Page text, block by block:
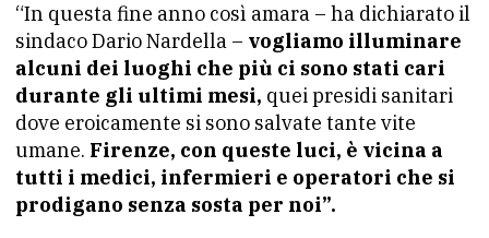
“In questa fine anno così amara – ha dichiarato il
sindaco Dario Nardella – vogliamo illuminare
alcuni dei luoghi che più ci sono stati cari
durante gli ultimi mesi, quei presidi sanitari
dove eroicamente si sono salvate tante vite
umane. Firenze, con queste luci, è vicina a
tutti i medici, infermieri e operatori che si
prodigano senza sosta per noi”.